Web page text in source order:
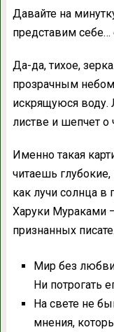
Давайте на
представим себе…
Да-да, тихое,
прозрачным
искрящуюся воду.
листве и шепчет
Именно такая
читаешь
как лучи солнца в
Харуки Мураками
признанных
Мир без любви
Ни потрогать
На свете не
мнения,